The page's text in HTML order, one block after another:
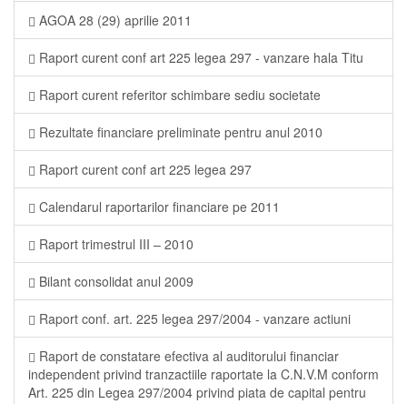
AGOA 28 (29) aprilie 2011
Raport curent conf art 225 legea 297 - vanzare hala Titu
Raport curent referitor schimbare sediu societate
Rezultate financiare preliminate pentru anul 2010
Raport curent conf art 225 legea 297
Calendarul raportarilor financiare pe 2011
Raport trimestrul III – 2010
Bilant consolidat anul 2009
Raport conf. art. 225 legea 297/2004 - vanzare actiuni
Raport de constatare efectiva al auditorului financiar
independent privind tranzactiile raportate la C.N.V.M conform
Art. 225 din Legea 297/2004 privind piata de capital pentru